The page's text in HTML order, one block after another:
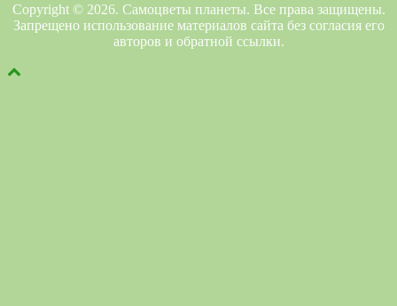
Copyright © 2026. Самоцветы планеты. Все права защищены.
Запрещено использование материалов сайта без согласия его
авторов и обратной ссылки.